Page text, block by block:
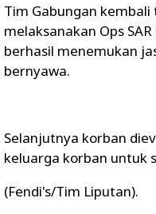
Tim Gabungan
melaksanakan Ops
berhasil menemukan
bernyawa.
Selanjutnya korban
keluarga korban untuk
(Fendi's/Tim Liputan).